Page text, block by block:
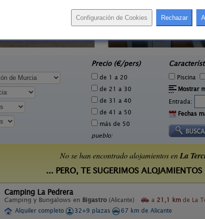
Casa Rural Miralmonte
Precio (€/pers)
de 1 a 20
de 21 a 30
de 31 a 40
de 41 a 50
más de 50
pueblo:
Piscina
Mostrar
Entrada:
Fechas
No se han encontrado alojamientos enLa
... PERO, TE SUGERIMOS
Camping La Pedrera
Camping y Bungalows en Bigastro (Alicante) a 21,1 km de La
Alquiler completo
32+9 plazas
67 km de Alicante